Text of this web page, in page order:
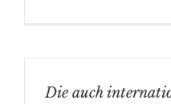
Die auch